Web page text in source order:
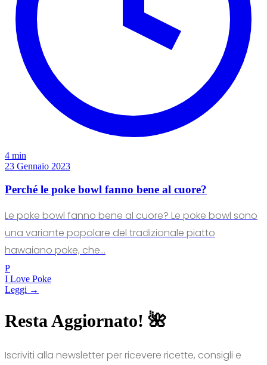
4 min
23 Gennaio 2023
Perché le poke bowl fanno bene al cuore?
Le poke bowl fanno bene al cuore? Le poke bowl sono
una variante popolare del tradizionale piatto
hawaiano poke, che...
P
I Love Poke
Leggi →
Resta Aggiornato! 🌺
Iscriviti alla newsletter per ricevere ricette, consigli e